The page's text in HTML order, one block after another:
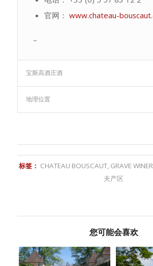
官网： www.chateau-
–
宝斯高酒庄酒
地理位置
标签： CHATEAU BOUSCAUT, GRAVE
夫产区
您可能会喜欢